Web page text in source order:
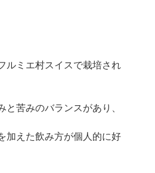
ルミエ村スイスで栽培され
苦みのバランスがあり、
加えた飲み方が個人的に好